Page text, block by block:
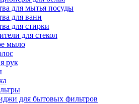
для мытья посуды
для ванн
для стирки
для стекол
мыло
рук
для бытовых фильтров